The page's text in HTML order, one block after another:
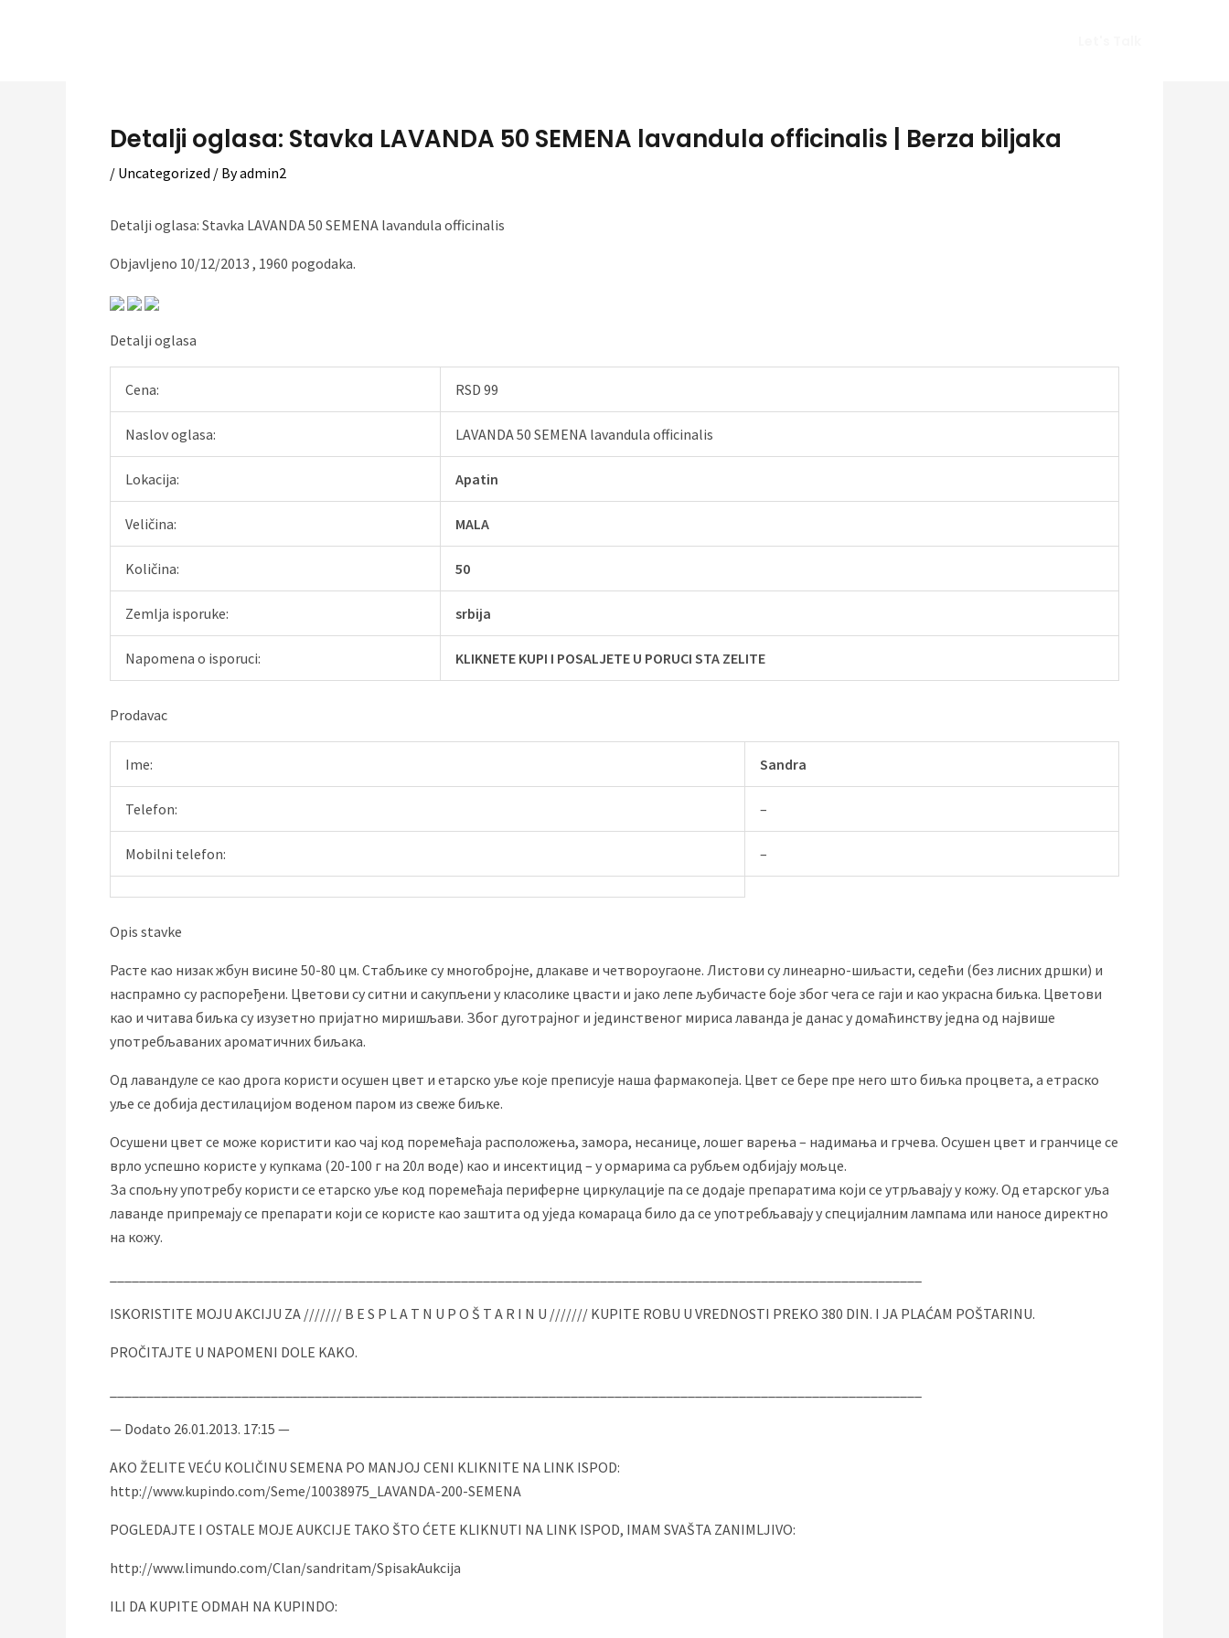
Detalji oglasa: Stavka LAVANDA 50 SEMENA lavandula officinalis | Berza biljaka
/ Uncategorized / Byadmin2
Detalji oglasa: Stavka LAVANDA 50 SEMENA lavandula officinalis
Objavljeno 10/12/2013 , 1960 pogodaka.
Detalji oglasa
Cena: RSD 99
Naslov oglasa: LAVANDA 50 SEMENA lavandula officinalis
Lokacija: Apatin
Veličina: MALA
Količina: 50
Zemlja isporuke: srbija
Napomena o isporuci: KLIKNETE KUPI I POSALJETE U PORUCI STA ZELITE
Prodavac
Ime: Sandra
Telefon: –
Mobilni telefon: –
Opis stavke
Расте као низак жбун висине 50-80 цм. Стабљике су многобројне, длакаве и четвороугаоне. Листови су линеарно-шиљасти, седећи (без лисних дршки) и
наспрамно су распоређени. Цветови су ситни и сакупљени у класолике цвасти и јако лепе љубичасте боје због чега се гаји и као украсна биљка. Цветови
као и читава биљка су изузетно пријатно миришљави. Због дуготрајног и јединственог мириса лаванда је данас у домаћинству једна од највише
употребљаваних ароматичних биљака.
Од лавандуле се као дрога користи осушен цвет и етарско уље које преписује наша фармакопеја. Цвет се бере пре него што биљка процвета, а етраско
уље се добија дестилацијом воденом паром из свеже биљке.
Осушени цвет се може користити као чај код поремећаја расположења, замора, несанице, лошег варења – надимања и грчева. Осушен цвет и гранчице се
врло успешно користе у купкама (20-100 г на 20л воде) као и инсектицид – у ормарима са рубљем одбијају мољце.
За спољну употребу користи се етарско уље код поремећаја периферне циркулације па се додаје препаратима који се утрљавају у кожу. Од етарског уља
лаванде припремају се препарати који се користе као заштита од уједа комараца било да се употребљавају у специјалним лампама или наносе директно
на кожу.
ISKORISTITE MOJU AKCIJU ZA /////// B E S P L A T N U P O Š T A R I N U /////// KUPITE ROBU U VREDNOSTI PREKO 380 DIN. I JA PLAĆAM POŠTARINU.
PROČITAJTE U NAPOMENI DOLE KAKO.
— Dodato 26.01.2013. 17:15 —
AKO ŽELITE VEĆU KOLIČINU SEMENA PO MANJOJ CENI KLIKNITE NA LINK ISPOD:
http://www.kupindo.com/Seme/10038975_LAVANDA-200-SEMENA
POGLEDAJTE I OSTALE MOJE AUKCIJE TAKO ŠTO ĆETE KLIKNUTI NA LINK ISPOD, IMAM SVAŠTA ZANIMLJIVO:
http://www.limundo.com/Clan/sandritam/SpisakAukcija
ILI DA KUPITE ODMAH NA KUPINDO: